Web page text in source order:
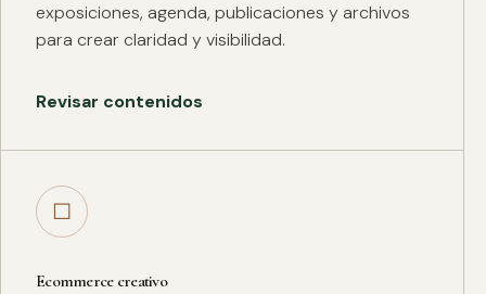
exposiciones, agenda, publicaciones y archivos
para crear claridad y visibilidad.
Revisar contenidos
□
Ecommerce creativo